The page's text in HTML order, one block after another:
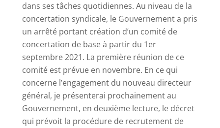
dans ses tâches quotidiennes. Au niveau de la
concertation syndicale, le Gouvernement a pris
un arrêté portant création d’un comité de
concertation de base à partir du 1er
septembre 2021. La première réunion de ce
comité est prévue en novembre. En ce qui
concerne l’engagement du nouveau directeur
général, je présenterai prochainement au
Gouvernement, en deuxième lecture, le décret
qui prévoit la procédure de recrutement de